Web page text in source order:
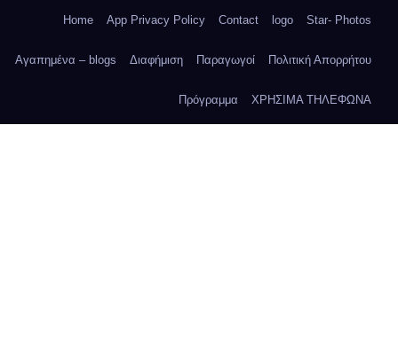
Home App Privacy Policy Contact logo Star- Photos
Αγαπημένα – blogs Διαφήμιση Παραγωγοί Πολιτική Απορρήτου
Πρόγραμμα ΧΡΗΣΙΜΑ ΤΗΛΕΦΩΝΑ